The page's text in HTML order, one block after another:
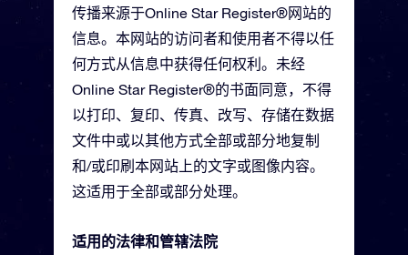
传播来源于Online Star Register®网站的
信息。本网站的访问者和使用者不得以任
何方式从信息中获得任何权利。未经
Online Star Register®的书面同意，不得
以打印、复印、传真、改写、存储在数据
文件中或以其他方式全部或部分地复制
和/或印刷本网站上的文字或图像内容。
这适用于全部或部分处理。
适用的法律和管辖法院